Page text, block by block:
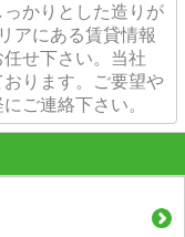
かりとした造りが
アにある賃貸情報
せ下さい。当社
ります。ご要望や
ご連絡下さい。